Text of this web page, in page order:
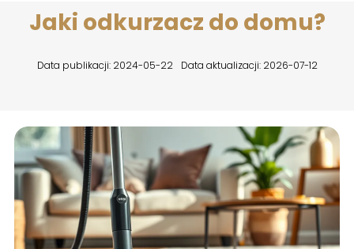
Jaki odkurzacz do domu?
Data publikacji: 2024-05-22 Data aktualizacji: 2026-07-12